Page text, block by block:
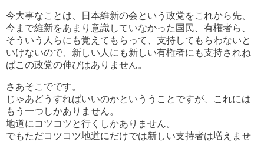
今大事なことは、日本維新の会という政党をこれから先、
今まで維新をあまり意識していなかった国民、有権者ら、
そういう人らにも覚えてもらって、支持してもらわないと
いけないので、新しい人にも新しい有権者にも支持されね
ばこの政党の伸びはありません。
さあそこでです。
じゃあどうすればいいのかといううことですが、これには
もう一つしかありません。
地道にコツコツと行くしかありません。
でもただコツコツ地道にだけでは新しい支持者は増えませ